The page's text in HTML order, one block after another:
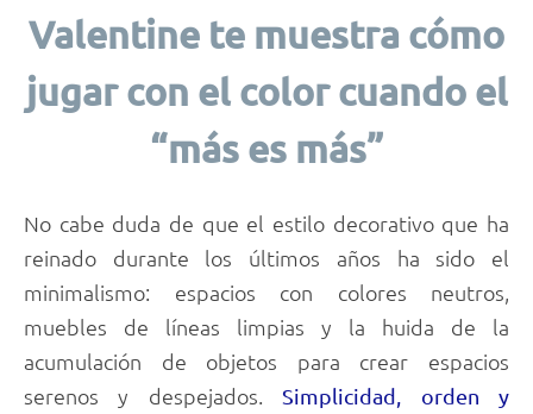
Valentine te muestra cómo
jugar con el color cuando el
“más es más”
No cabe duda de que el estilo decorativo que ha
reinado durante los últimos años ha sido el
minimalismo: espacios con colores neutros,
muebles de líneas limpias y la huida de la
acumulación de objetos para crear espacios
serenos y despejados.Simplicidad, orden y